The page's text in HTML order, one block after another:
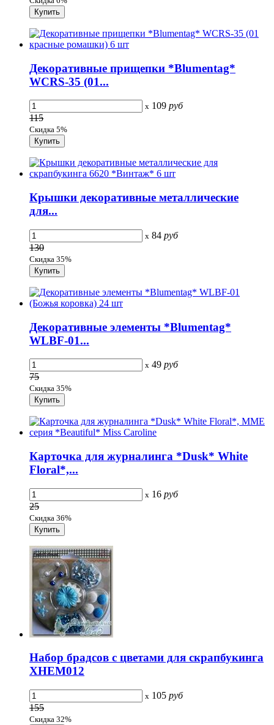
Декоративные прищепки *Blumentag*
WCRS-35 (01...
x 109 руб
115
Скидка 5%
Крышки декоративные металлические
для...
x 84 руб
130
Скидка 35%
Декоративные элементы *Blumentag*
WLBF-01...
x 49 руб
75
Скидка 35%
Карточка для журналинга *Dusk* White
Floral*,...
x 16 руб
25
Скидка 36%
Набор брадсов с цветами для скрапбукинга
XHEM012
x 105 руб
155
Скидка 32%